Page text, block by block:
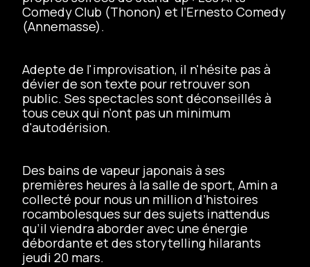
Comedy Club (Thonon) et l’Ernesto Comedy
(Annemasse).
Adepte de l'improvisation, il n'hésite pas à
dévier de son texte pour retrouver son
public. Ses spectacles sont déconseillés à
tous ceux qui n'ont pas un minimum
d'autodérision.
Des bains de vapeur japonais à ses
premières heures à la salle de sport, Amin a
collecté pour nous un million d’histoires
rocambolesques sur des sujets inattendus
qu’il viendra aborder avec une énergie
débordante et des storytelling hilarants
jeudi 20 mars.